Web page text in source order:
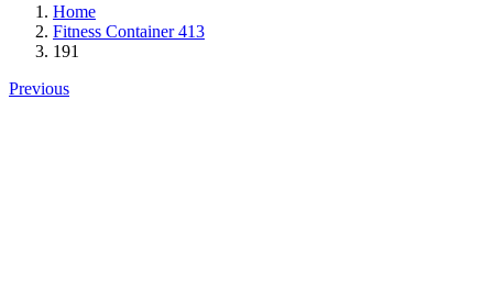
Home
Fitness Container 413
191
Previous